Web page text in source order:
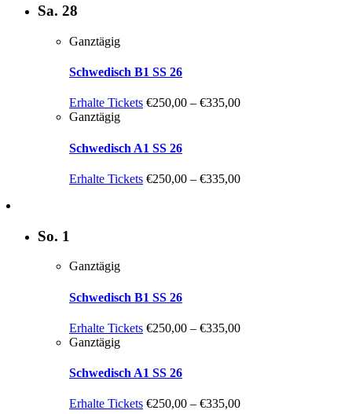
Sa. 28
Ganztägig
Schwedisch B1 SS 26
Erhalte Tickets €250,00 – €335,00
Ganztägig
Schwedisch A1 SS 26
Erhalte Tickets €250,00 – €335,00
So. 1
Ganztägig
Schwedisch B1 SS 26
Erhalte Tickets €250,00 – €335,00
Ganztägig
Schwedisch A1 SS 26
Erhalte Tickets €250,00 – €335,00